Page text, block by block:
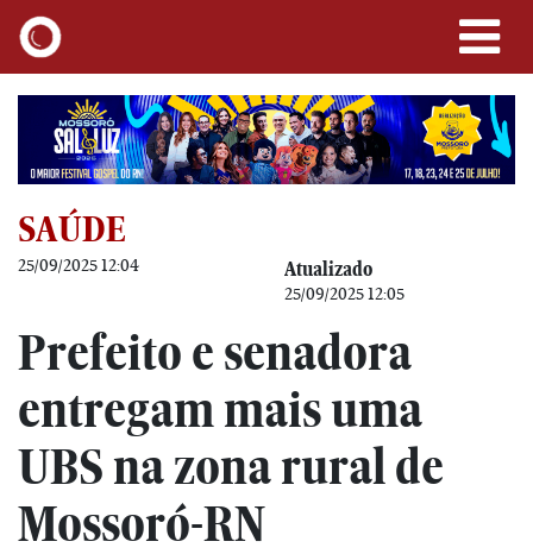
SAÚDE
25/09/2025 12:04 Atualizado
25/09/2025 12:05
Prefeito e senadora
entregam mais uma
UBS na zona rural de
Mossoró-RN